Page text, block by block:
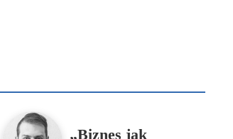
„Biznes jak